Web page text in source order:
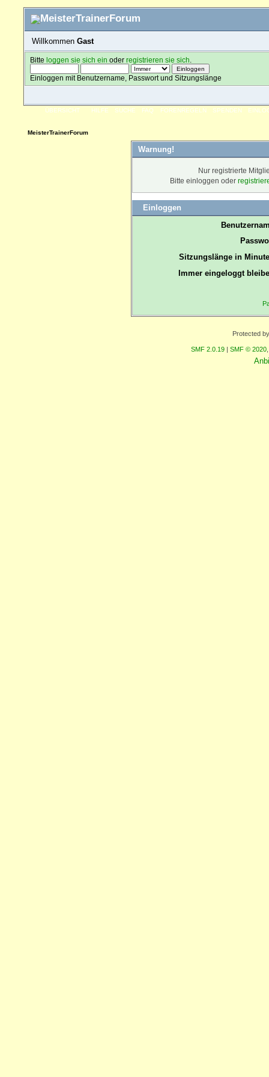
Willkommen Gast
Bitteloggen sie sich ein oderregistrieren sie sich
Einloggen mit Benutzername, Passwort und Sitzungslänge
ÜBERSICHT HILFE SUCHE FAQ FORENREGELN SPENDEN
MeisterTrainerForum
Warnung!
Nur registrierte
Bitte einloggen oder
Einloggen
Sitzungslänge in
Immer eingeloggt
Protected
SMF 2.0.19 | SMF © 2020